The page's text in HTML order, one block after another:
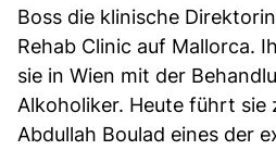
Boss die klinische
Rehab Clinic auf Mallorca.
sie in Wien mit der
Alkoholiker. Heute führt sie
Abdullah Boulad eines der